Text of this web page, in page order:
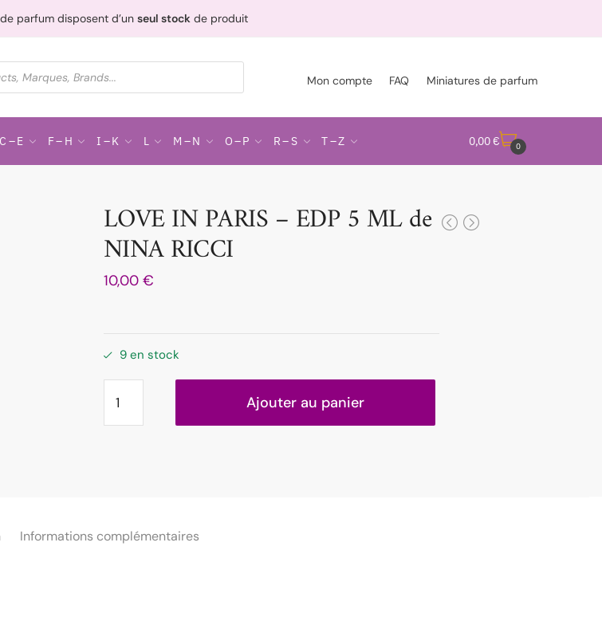
parfum disposent d’un seul stock de produit
Mon compte FAQ Miniatures de parfum
C – E F – H I – K L M – N O – P R – S T – Z 0,00 € 0
LOVE IN PARIS – EDP 5 ML de
NINA RICCI
10,00 €
9 en stock
Ajouter au panier
Informations complémentaires